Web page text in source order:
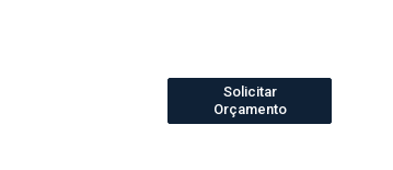
Solicitar
Orçamento